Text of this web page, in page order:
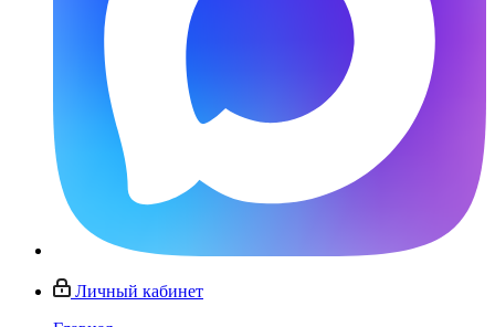
Личный кабинет